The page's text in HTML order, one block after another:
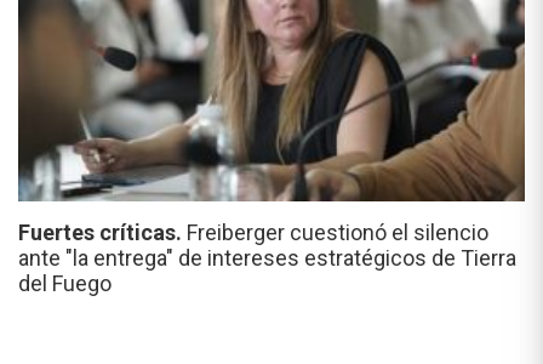
Fuertes críticas. Freiberger cuestionó el silencio
ante "la entrega" de intereses estratégicos de Tierra
del Fuego